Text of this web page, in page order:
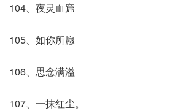
104、夜灵血窟
105、如你所愿
106、思念满溢
107、一抹红尘。